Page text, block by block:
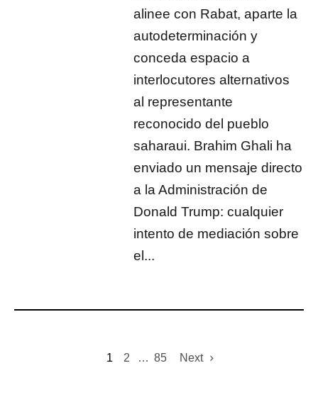
alinee con Rabat, aparte la
autodeterminación y
conceda espacio a
interlocutores alternativos
al representante
reconocido del pueblo
saharaui. Brahim Ghali ha
enviado un mensaje directo
a la Administración de
Donald Trump: cualquier
intento de mediación sobre
el...
1 2 … 85 Next